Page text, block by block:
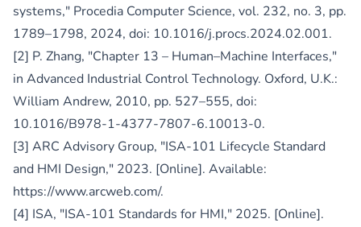
systems," Procedia Computer Science, vol. 232, no. 3, pp.
1789–1798, 2024, doi: 10.1016/j.procs.2024.02.001.
[2] P. Zhang, "Chapter 13 – Human–Machine Interfaces,"
in Advanced Industrial Control Technology. Oxford, U.K.:
William Andrew, 2010, pp. 527–555, doi:
10.1016/B978-1-4377-7807-6.10013-0.
[3] ARC Advisory Group, "ISA-101 Lifecycle Standard
and HMI Design," 2023. [Online]. Available:
https://www.arcweb.com/.
[4] ISA, "ISA-101 Standards for HMI," 2025. [Online].